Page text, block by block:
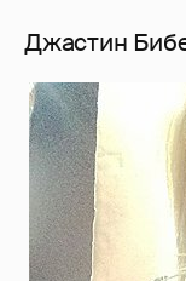
Джастин